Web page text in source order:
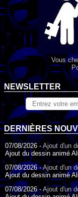
Vous
NEWSLETTER
DERNIÈRES
07/08/2026 -Ajout d'un
Ajout du dessin animé
07/08/2026 -Ajout d'un
Ajout du dessin animé
07/08/2026 -Ajout d'un